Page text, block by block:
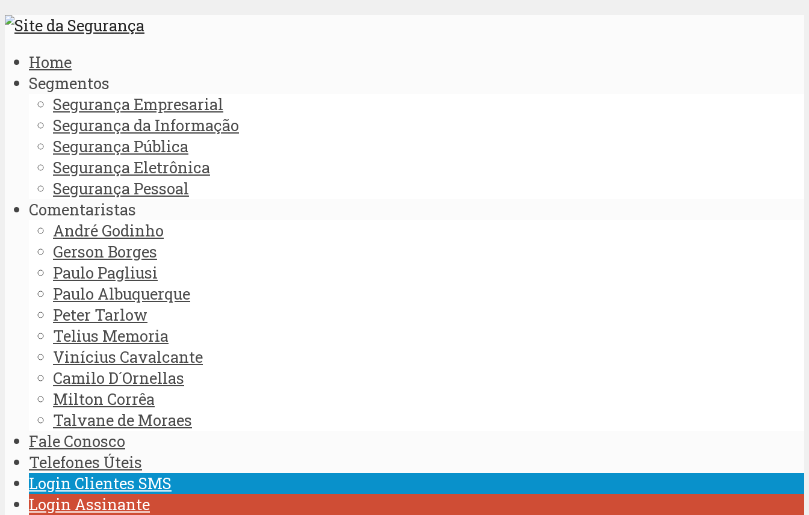
Home
Segmentos
Segurança Empresarial
Segurança da Informação
Segurança Pública
Segurança Eletrônica
Segurança Pessoal
Comentaristas
André Godinho
Gerson Borges
Paulo Pagliusi
Paulo Albuquerque
Peter Tarlow
Telius Memoria
Vinícius Cavalcante
Camilo D´Ornellas
Milton Corrêa
Talvane de Moraes
Fale Conosco
Telefones Úteis
Login Clientes SMS
Login Assinante